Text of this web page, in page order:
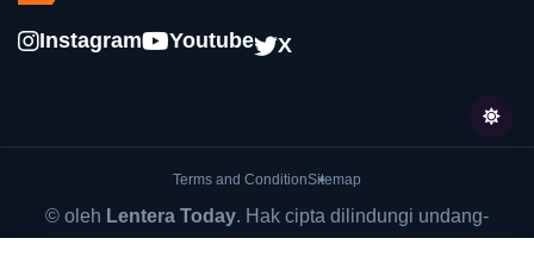
Instagram Youtube X
Terms and ConditionSitemap
© oleh Lentera Today. Hak cipta dilindungi undang-